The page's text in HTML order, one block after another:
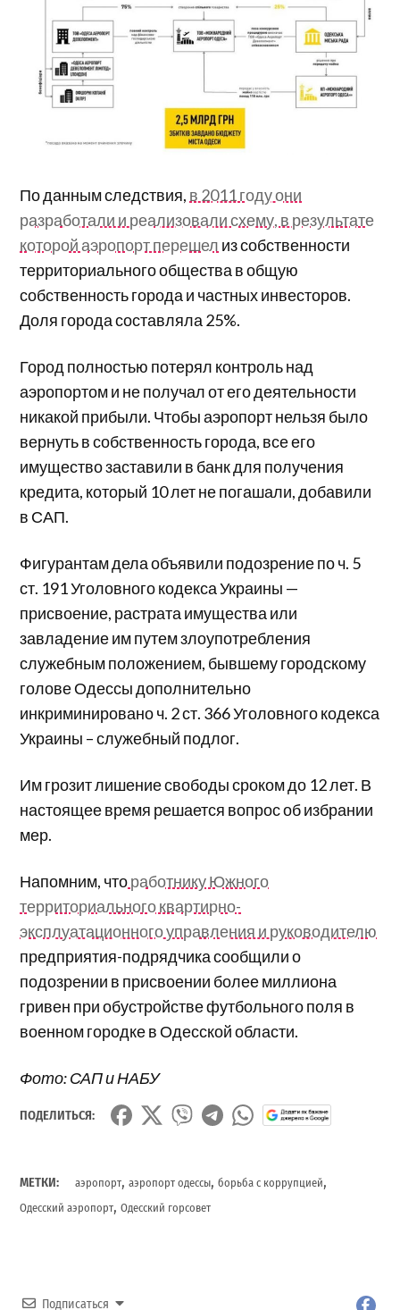
По данным следствия, в 2011 году они
разработали и реализовали схему, в результате
которой аэропорт перешел из собственности
территориального общества в общую
собственность города и частных инвесторов.
Доля города составляла 25%.
Город полностью потерял контроль над
аэропортом и не получал от его деятельности
никакой прибыли. Чтобы аэропорт нельзя было
вернуть в собственность города, все его
имущество заставили в банк для получения
кредита, который 10 лет не погашали, добавили
в САП.
Фигурантам дела объявили подозрение по ч. 5
ст. 191 Уголовного кодекса Украины —
присвоение, растрата имущества или
завладение им путем злоупотребления
служебным положением, бывшему городскому
голове Одессы дополнительно
инкриминировано ч. 2 ст. 366 Уголовного кодекса
Украины – служебный подлог.
Им грозит лишение свободы сроком до 12 лет. В
настоящее время решается вопрос об избрании
мер.
Напомним, чтоработнику Южного
территориального квартирно-
эксплуатационного управления и руководителю
предприятия-подрядчика сообщили о
подозрении в присвоении более миллиона
гривен при обустройстве футбольного поля в
военном городке в Одесской области.
Фото: САП и НАБУ
ПОДЕЛИТЬСЯ:
МЕТКИ: аэропорт,аэропорт одессы,борьба с коррупцией,
Одесский аэропорт,Одесский горсовет
Подписаться